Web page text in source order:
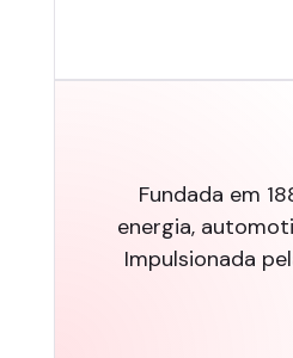
Fundada em
energia,
Impulsionada